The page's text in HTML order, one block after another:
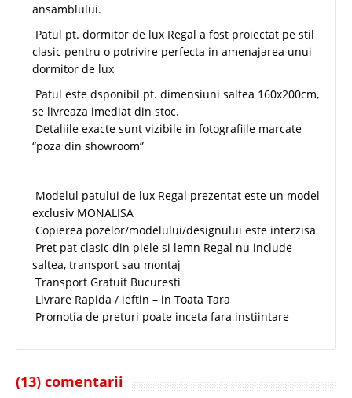
ansamblului.
Patul pt. dormitor de lux Regal a fost proiectat pe stil
clasic pentru o potrivire perfecta in amenajarea unui
dormitor de lux
Patul este dsponibil pt. dimensiuni saltea 160x200cm,
se livreaza imediat din stoc.
Detaliile exacte sunt vizibile in fotografiile marcate
“poza din showroom”
Modelul patului de lux Regal prezentat este un model
exclusiv MONALISA
Copierea pozelor/modelului/designului este interzisa
Pret pat clasic din piele si lemn Regal nu include
saltea, transport sau montaj
Transport Gratuit Bucuresti
Livrare Rapida / ieftin – in Toata Tara
Promotia de preturi poate inceta fara instiintare
(13) comentarii